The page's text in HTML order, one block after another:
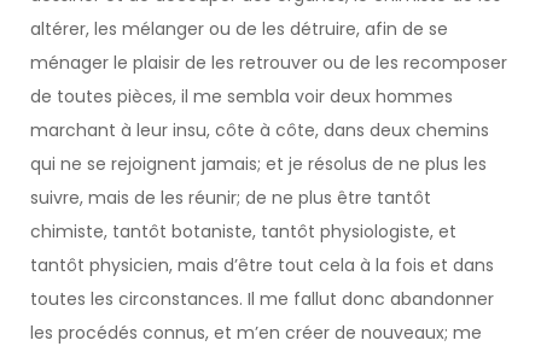
altérer, les mélanger ou de les détruire, afin de se
ménager le plaisir de les retrouver ou de les recomposer
de toutes pièces, il me sembla voir deux hommes
marchant à leur insu, côte à côte, dans deux chemins
qui ne se rejoignent jamais; et je résolus de ne plus les
suivre, mais de les réunir; de ne plus être tantôt
chimiste, tantôt botaniste, tantôt physiologiste, et
tantôt physicien, mais d’être tout cela à la fois et dans
toutes les circonstances. Il me fallut donc abandonner
les procédés connus, et m’en créer de nouveaux; me